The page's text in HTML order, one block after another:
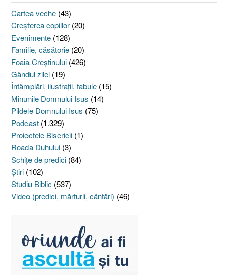
Cartea veche (43)
Creşterea copiilor (20)
Evenimente (128)
Familie, căsătorie (20)
Foaia Creştinului (426)
Gândul zilei (19)
Întâmplări, ilustraţii, fabule (15)
Minunile Domnului Isus (14)
Pildele Domnului Isus (75)
Podcast (1.329)
Proiectele Bisericii (1)
Roada Duhului (3)
Schiţe de predici (84)
Ştiri (102)
Studiu Biblic (537)
Video (predici, mărturii, cântări) (46)